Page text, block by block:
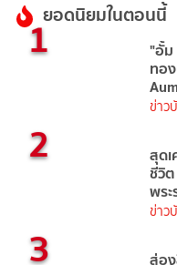
ยอดนิยมในตอนนี้
1 "อั้ม
ทอ
ข่าว
2 สุด
ชีวิ
พร
ข่าว
3 ส่อ